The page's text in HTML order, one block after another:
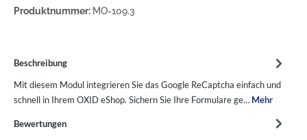
Produktnummer: MO-109.3
Beschreibung
Mit diesem Modul integrieren Sie das Google ReCaptcha einfach und
schnell in Ihrem OXID eShop. Sichern Sie Ihre Formulare ge… Mehr
Bewertungen